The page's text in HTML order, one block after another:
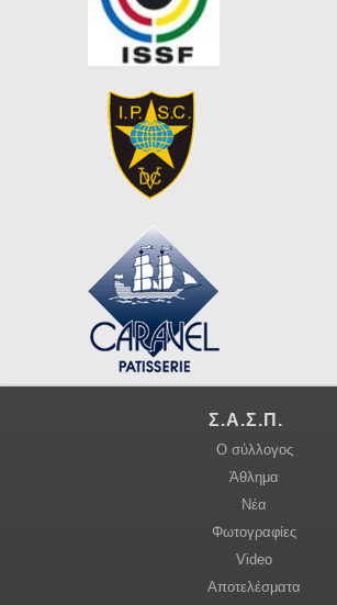
Σ.Α.Σ.Π.
Ο σύλλογος
Άθλημα
Νέα
Φωτογραφίες
Video
Αποτελέσματα